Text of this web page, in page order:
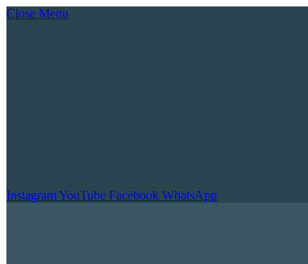
Close Menu
InstagramYouTube Facebook WhatsApp